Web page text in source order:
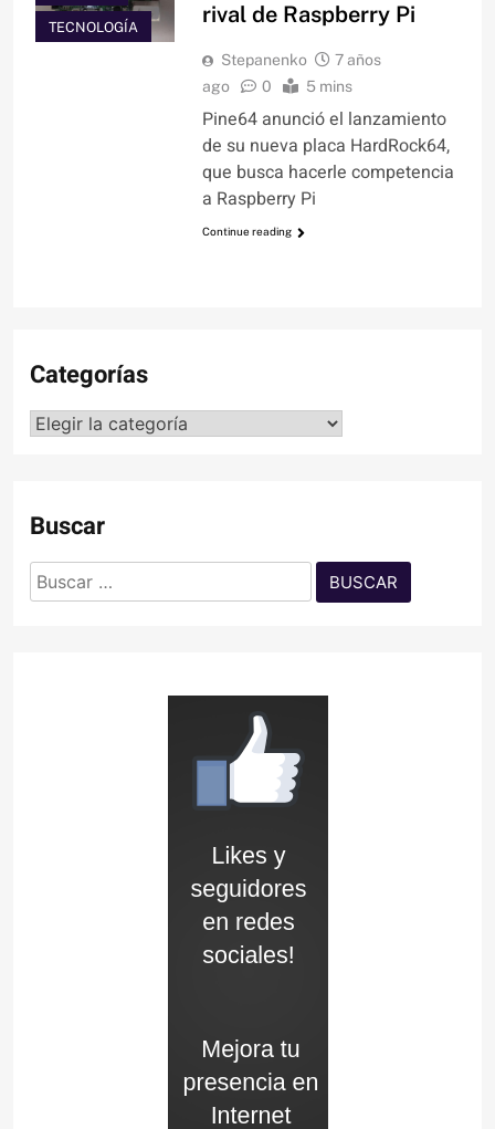
TECNOLOGÍA
rival de Raspberry Pi
Stepanenko
7 años
ago
0 5 mins
Pine64 anunció el lanzamiento
de su nueva placa HardRock64,
que busca hacerle competencia
a Raspberry Pi
Continue reading
Categorías
Categorías
Buscar
Buscar: